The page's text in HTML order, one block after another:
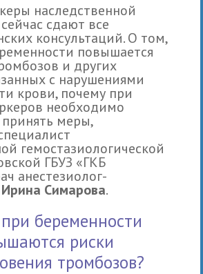
наследственной
сдают все
консультаций. О том,
повышается
и других
с нарушениями
крови, почему при
необходимо
меры,
гемостазиологической
ГБУЗ «ГКБ
анестезиолог-
Ирина Симарова.
беременности
риски
тромбозов?